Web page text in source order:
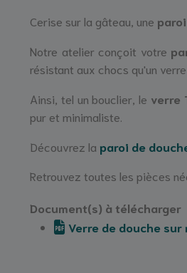
Cerise sur la gâteau, une
Notre atelier conçoit votre
résistant aux chocs qu'un
Ainsi, tel un bouclier, le verre
pur et minimaliste.
Découvrez la paroi de
Retrouvez toutes les pièces
Document(s) à télécharger
Verre de douche